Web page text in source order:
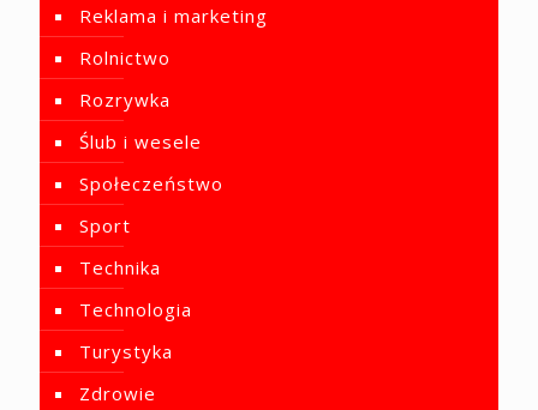
Reklama i marketing
Rolnictwo
Rozrywka
Ślub i wesele
Społeczeństwo
Sport
Technika
Technologia
Turystyka
Zdrowie